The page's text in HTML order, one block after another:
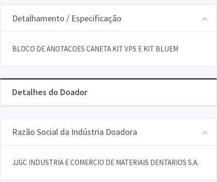
Detalhamento / Especificação
BLOCO DE ANOTACOES CANETA KIT VPS E KIT BLUEM
Detalhes do Doador
Razão Social da Indústria Doadora
JJGC INDUSTRIA E COMERCIO DE MATERIAIS DENTARIOS S.A.